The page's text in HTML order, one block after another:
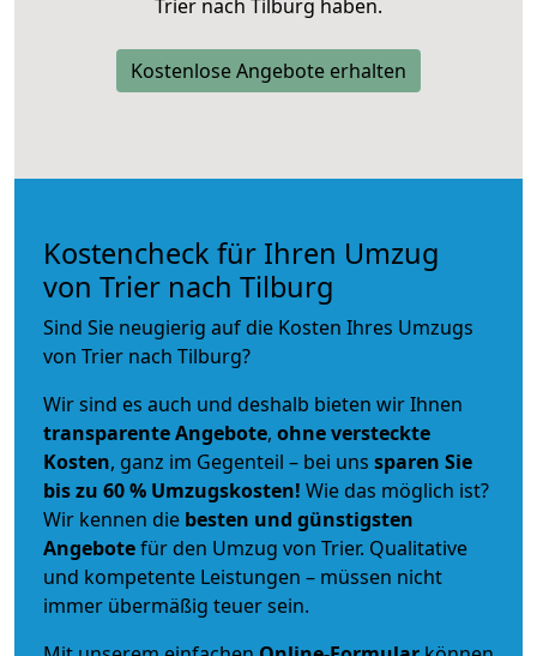
Trier nach Tilburg haben.
Kostenlose Angebote erhalten
Kostencheck für Ihren Umzug
von Trier nach Tilburg
Sind Sie neugierig auf die Kosten Ihres Umzugs
von Trier nach Tilburg?
Wir sind es auch und deshalb bieten wir Ihnen
transparente Angebote, ohne versteckte
Kosten, ganz im Gegenteil – bei uns sparen Sie
bis zu 60 % Umzugskosten! Wie das möglich ist?
Wir kennen die besten und günstigsten
Angebotefür den Umzug von Trier. Qualitative
und kompetente Leistungen – müssen nicht
immer übermäßig teuer sein.